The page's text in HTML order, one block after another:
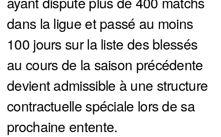
dans la ligue et passé au moins
100 jours sur la liste des blessés
au cours de la saison précédente
devient admissible à une structure
contractuelle spéciale lors de sa
prochaine entente.